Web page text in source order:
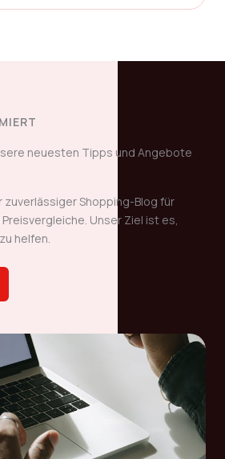
neuesten Tipps und Angebote
zuverlässiger Shopping-Blog für
Unser Ziel ist es,
helfen.